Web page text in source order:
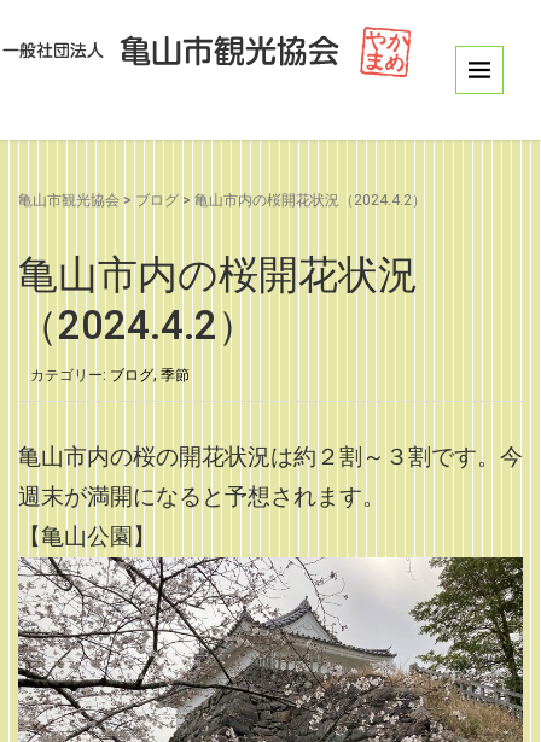
亀山市観光協会 > ブログ > 亀山市内の桜開花状況（2024.4.2）
亀山市内の桜開花状況
（2024.4.2）
カテゴリー: ブログ, 季節
亀山市内の桜の開花状況は約２割～３割です。今
週末が満開になると予想されます。
【亀山公園】